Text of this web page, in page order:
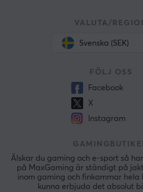
VALUTA/
Svenska (SEK)
FÖLJ OSS
Facebook
X
Instagram
Älskar du gaming och e-sport så
på MaxGaming är ständigt på
inom gaming och finkammar hela
kunna erbjuda det absolut